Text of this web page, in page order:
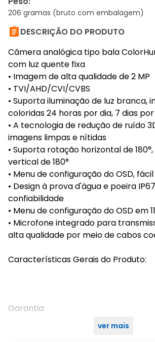
206 gramas (bruto com embalagem)
DESCRIÇÃO DO PRODUTO
Câmera analógica tipo bala
com luz quente fixa
• Imagem de alta qualidade de 2 MP
• TVI/AHD/CVI/CVBS
• Suporta iluminação de luz branca,
coloridas 24 horas por dia, 7 dias
• A tecnologia de redução de ruído
imagens limpas e nítidas
• Suporta rotação horizontal de
vertical de 180°
• Menu de configuração do OSD,
• Design à prova d'água e poeira
confiabilidade
• Menu de configuração do OSD em
• Microfone integrado para
alta qualidade por meio de cabos
Características Gerais do Produto:
Garantia:
ver mais